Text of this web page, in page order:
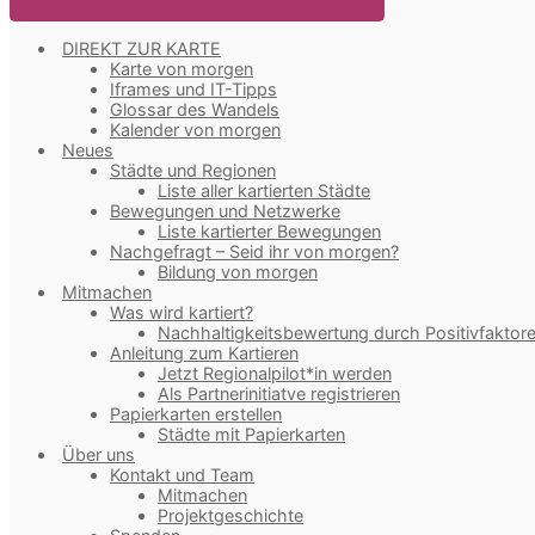
DIREKT ZUR KARTE
Karte von morgen
Iframes und IT-Tipps
Glossar des Wandels
Kalender von morgen
Neues
Städte und Regionen
Liste aller kartierten Städte
Bewegungen und Netzwerke
Liste kartierter Bewegungen
Nachgefragt – Seid ihr von morgen?
Bildung von morgen
Mitmachen
Was wird kartiert?
Nachhaltigkeitsbewertung durch
Anleitung zum Kartieren
Jetzt Regionalpilot*in werden
Als Partnerinitiatve registrieren
Papierkarten erstellen
Städte mit Papierkarten
Über uns
Kontakt und Team
Mitmachen
Projektgeschichte